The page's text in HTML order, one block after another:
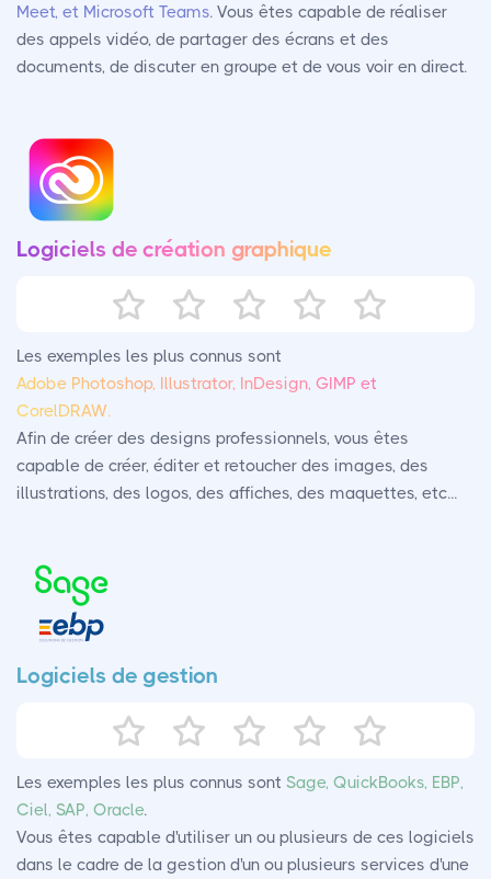
Meet, et Microsoft Teams. Vous êtes capable de réaliser
des appels vidéo, de partager des écrans et des
documents, de discuter en groupe et de vous voir en direct.
Logiciels de création graphique
Les exemples les plus connus sont
Adobe Photoshop, Illustrator, InDesign, GIMP et
CorelDRAW.
Afin de créer des designs professionnels, vous êtes
capable de créer, éditer et retoucher des images, des
illustrations, des logos, des affiches, des maquettes, etc...
Logiciels de gestion
Les exemples les plus connus sont Sage, QuickBooks, EBP,
Ciel, SAP, Oracle.
Vous êtes capable d'utiliser un ou plusieurs de ces logiciels
dans le cadre de la gestion d'un ou plusieurs services d'une